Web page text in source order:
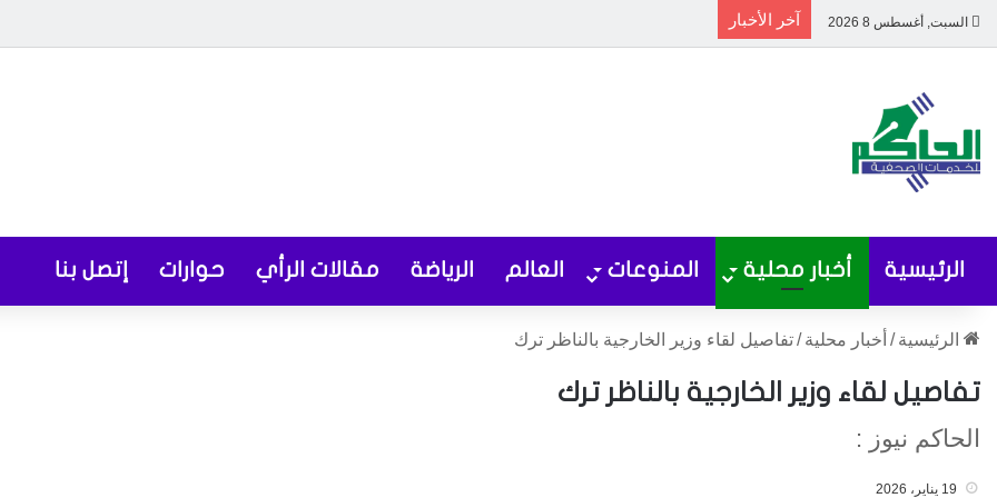
السبت, أغسطس 8 2026 آخر الأخبار
الرئيسية أخبار محلية المنوعات العالم الرياضة مقالات الرأي حوارات إتصل بنا
الرئيسية / أخبار محلية /تفاصيل لقاء وزير الخارجية بالناظر ترك
تفاصيل لقاء وزير الخارجية بالناظر ترك
الحاكم نيوز :
19 يناير، 2026